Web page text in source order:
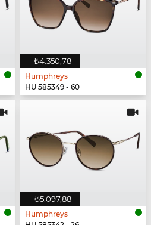
₺4.350,78
Humphreys
HU 585349 - 60
₺5.097,88
Humphreys